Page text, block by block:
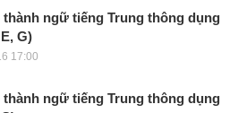
thành ngữ tiếng Trung thông dụng
G)
17:00
thành ngữ tiếng Trung thông dụng